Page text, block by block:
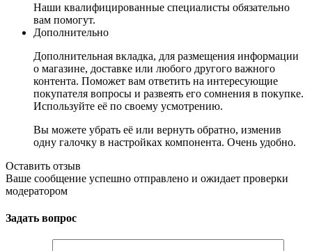
Наши квалифицированные специалисты обязательно
вам помогут.
Дополнительно
Дополнительная вкладка, для размещения информации
о магазине, доставке или любого другого важного
контента. Поможет вам ответить на интересующие
покупателя вопросы и развеять его сомнения в покупке.
Используйте её по своему усмотрению.
Вы можете убрать её или вернуть обратно, изменив
одну галочку в настройках компонента. Очень удобно.
Оставить отзыв
Ваше сообщение успешно отправлено и ожидает проверки
модератором
Задать вопрос